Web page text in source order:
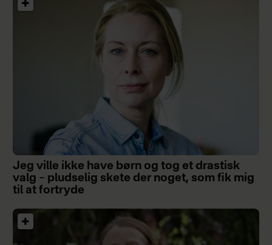
Jeg ville ikke have børn og tog et drastisk
valg – pludselig skete der noget, som fik mig
til at fortryde